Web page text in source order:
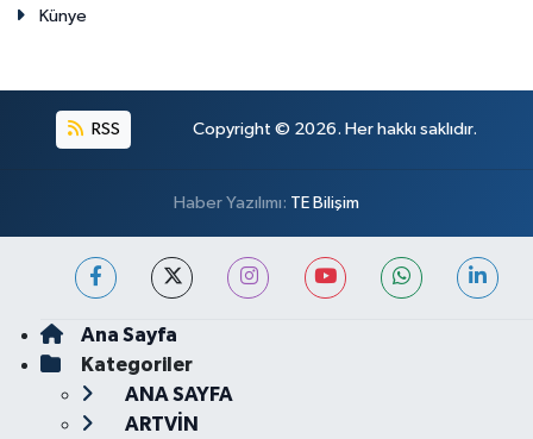
Künye
RSS Copyright © 2026. Her hakkı saklıdır.
Haber Yazılımı: TE Bilişim
Ana Sayfa
Kategoriler
ANA SAYFA
ARTVİN